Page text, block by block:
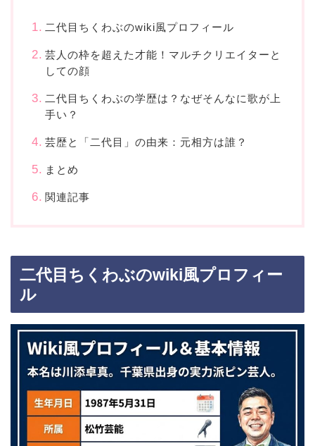
二代目ちくわぶのwiki風プロフィール
芸人の枠を超えた才能！マルチクリエイターと
しての顔
二代目ちくわぶの学歴は？なぜそんなに歌が上
手い？
芸歴と「二代目」の由来：元相方は誰？
まとめ
関連記事
二代目ちくわぶのwiki風プロフィー
ル